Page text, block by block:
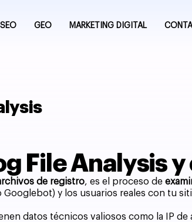
SEO GEO MARKETING DIGITAL
File Analysis
de registro, es el proceso de
Googlebot) y los usuarios reales con tu
datos técnicos valiosos como la IP